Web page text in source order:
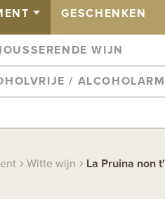
GESCHENKEN
WIJN
/
Witte wijn La Pruina non